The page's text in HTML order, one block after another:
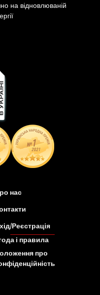
на відновлюваній
нас
Реєстрація
і правила
про